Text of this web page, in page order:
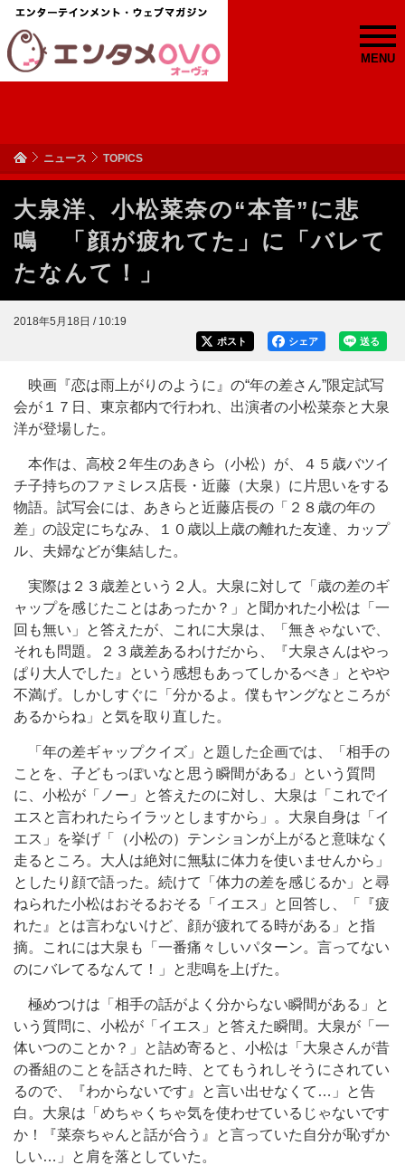
MENU
ニュース TOPICS
大泉洋、小松菜奈の“本音”に悲
鳴 「顔が疲れてた」に「バレて
たなんて！」
2018年5月18日 / 10:19
送る
シェア
ポスト
映画『恋は雨上がりのように』の“年の差さん”限定試写
会が１７日、東京都内で行われ、出演者の小松菜奈と大泉
洋が登場した。
本作は、高校２年生のあきら（小松）が、４５歳バツイ
チ子持ちのファミレス店長・近藤（大泉）に片思いをする
物語。試写会には、あきらと近藤店長の「２８歳の年の
差」の設定にちなみ、１０歳以上歳の離れた友達、カップ
ル、夫婦などが集結した。
実際は２３歳差という２人。大泉に対して「歳の差のギ
ャップを感じたことはあったか？」と聞かれた小松は「一
回も無い」と答えたが、これに大泉は、「無きゃないで、
それも問題。２３歳差あるわけだから、『大泉さんはやっ
ぱり大人でした』という感想もあってしかるべき」とやや
不満げ。しかしすぐに「分かるよ。僕もヤングなところが
あるからね」と気を取り直した。
「年の差ギャップクイズ」と題した企画では、「相手の
ことを、子どもっぽいなと思う瞬間がある」という質問
に、小松が「ノー」と答えたのに対し、大泉は「これでイ
エスと言われたらイラッとしますから」。大泉自身は「イ
エス」を挙げ「（小松の）テンションが上がると意味なく
走るところ。大人は絶対に無駄に体力を使いませんから」
としたり顔で語った。続けて「体力の差を感じるか」と尋
ねられた小松はおそるおそる「イエス」と回答し、「『疲
れた』とは言わないけど、顔が疲れてる時がある」と指
摘。これには大泉も「一番痛々しいパターン。言ってない
のにバレてるなんて！」と悲鳴を上げた。
極めつけは「相手の話がよく分からない瞬間がある」と
いう質問に、小松が「イエス」と答えた瞬間。大泉が「一
体いつのことか？」と詰め寄ると、小松は「大泉さんが昔
の番組のことを話された時、とてもうれしそうにされてい
るので、『わからないです』と言い出せなくて…」と告
白。大泉は「めちゃくちゃ気を使わせているじゃないです
か！『菜奈ちゃんと話が合う』と言っていた自分が恥ずか
しい…」と肩を落としていた。